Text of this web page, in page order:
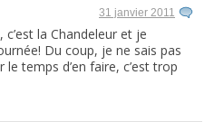
31 janvier 2011
c’est la Chandeleur et je
Du coup, je ne sais pas
temps d’en faire, c’est trop